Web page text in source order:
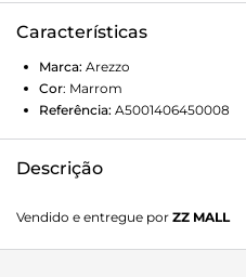
Características
Marca: Arezzo
Cor: Marrom
Referência: A5001406450008
Descrição
acessório tem formato
laterais arredondadas com
Vendido e entregue por ZZ MALL